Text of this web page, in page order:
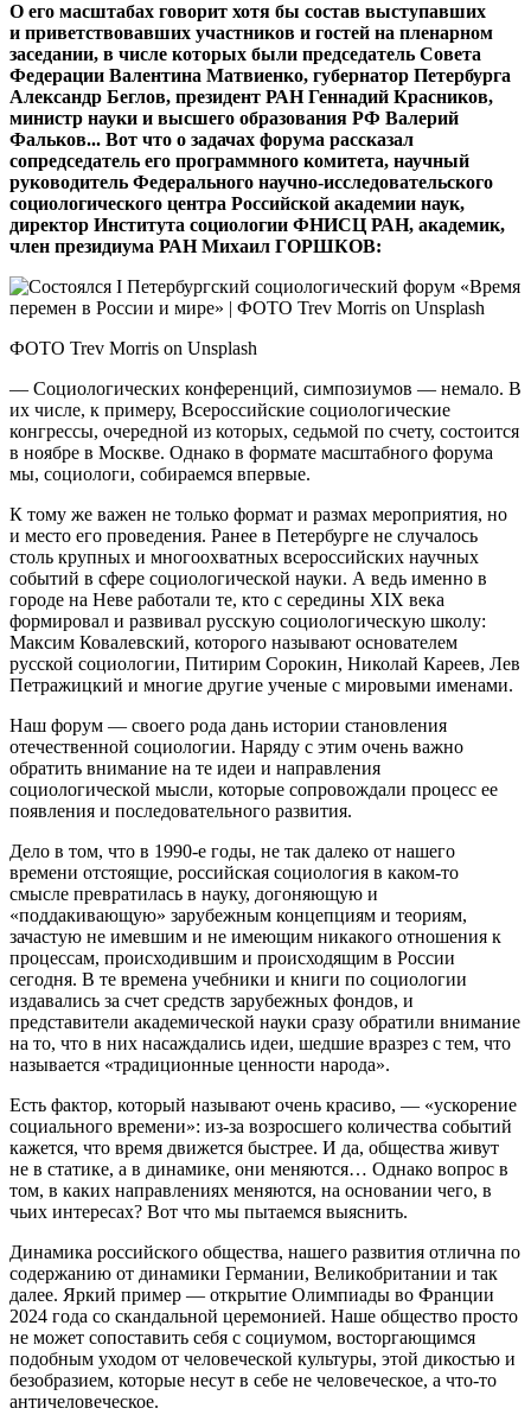
О его масштабах говорит хотя бы состав выступавших
и приветствовавших участников и гостей на пленарном
заседании, в числе которых были председатель Совета
Федерации Валентина Матвиенко, губернатор Петербурга
Александр Беглов, президент РАН Геннадий Красников,
министр науки и высшего образования РФ Валерий
Фальков... Вот что о задачах форума рассказал
сопредседатель его программного комитета, научный
руководитель Федерального научно-исследовательского
социологического центра Российской академии наук,
директор Института социологии ФНИСЦ РАН, академик,
член президиума РАН Михаил ГОРШКОВ:
ФОТО Trev Morris on Unsplash
— Социологических конференций, симпозиумов — немало. В
их числе, к примеру, Всероссийские социологические
конгрессы, очередной из которых, седьмой по счету, состоится
в ноябре в Москве. Однако в формате масштабного форума
мы, социологи, собираемся впервые.
К тому же важен не только формат и размах мероприятия, но
и место его проведения. Ранее в Петербурге не случалось
столь крупных и многоохватных всероссийских научных
событий в сфере социологической науки. А ведь именно в
городе на Неве работали те, кто с середины XIX века
формировал и развивал русскую социологическую школу:
Максим Ковалевский, которого называют основателем
русской социологии, Питирим Сорокин, Николай Кареев, Лев
Петражицкий и многие другие ученые с мировыми именами.
Наш форум — своего рода дань истории становления
отечественной социологии. Наряду с этим очень важно
обратить внимание на те идеи и направления
социологической мысли, которые сопровождали процесс ее
появления и последовательного развития.
Дело в том, что в 1990‑е годы, не так далеко от нашего
времени отстоящие, российская социо­логия в каком‑то
смысле превратилась в науку, догоняющую и
«поддакивающую» зарубежным концепциям и теориям,
зачастую не имевшим и не имеющим никакого отношения к
процессам, происходившим и происходящим в России
сегодня. В те времена учебники и книги по социологии
издавались за счет средств зарубежных фондов, и
представители академической науки сразу обратили внимание
на то, что в них насаждались идеи, шедшие вразрез с тем, что
называется «традиционные ценности народа».
Есть фактор, который называют очень красиво, — «ускорение
социального времени»: из‑за возросшего количества событий
кажется, что время движется быстрее. И да, общества живут
не в статике, а в динамике, они меняются… Однако вопрос в
том, в каких направлениях меняются, на основании чего, в
чьих интересах? Вот что мы пытаемся выяснить.
Динамика российского общества, нашего развития отлична по
содержанию от динамики Германии, Великобритании и так
далее. Яркий пример — открытие Олимпиады во Франции
2024 года со скандальной церемонией. Наше общество просто
не может сопоставить себя с социумом, восторгающимся
подобным уходом от человеческой культуры, этой дикостью и
безобразием, которые несут в себе не человеческое, а что‑то
античеловеческое.